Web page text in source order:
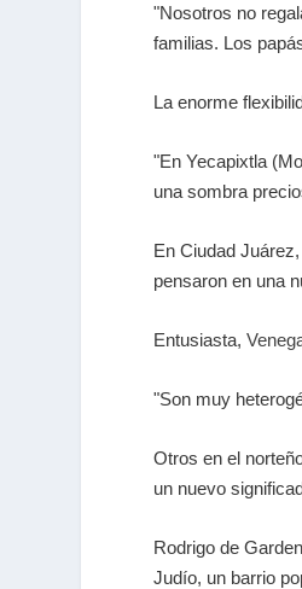
"Nosotros no
familias. Los
La enorme
"En Yecapixtla
una sombra
En Ciudad
pensaron en una
Entusiasta,
"Son muy
Otros en el
un nuevo
Rodrigo de
Judío, un barrio